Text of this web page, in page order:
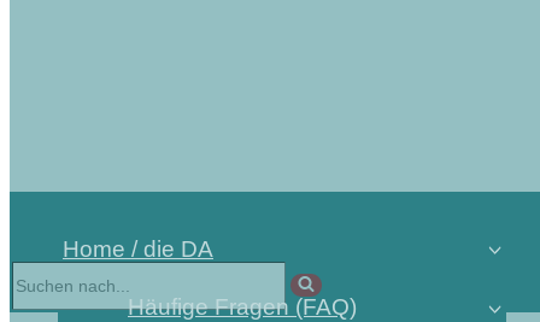
Home / die DA
Häufige Fragen (FAQ)